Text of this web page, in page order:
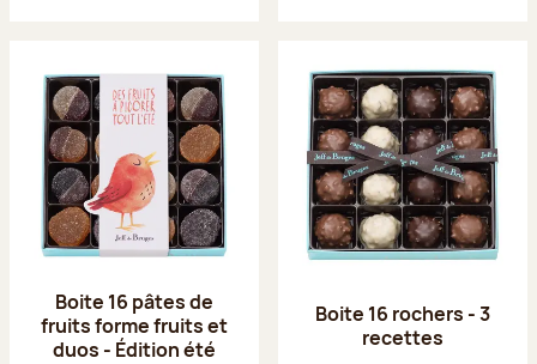
Boite 16 pâtes de
fruits forme fruits et
duos - Édition été
Boite 16 rochers - 3
recettes